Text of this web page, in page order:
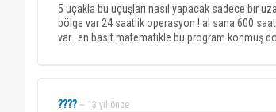
5 uçakla bu uçuşları nasıl yapacak sadece bır
bölge var 24 saatlik operasyon ! al sana 600 saat
var...en basıt matematıkle bu program konmuş
???? ~ 13 yıl önce